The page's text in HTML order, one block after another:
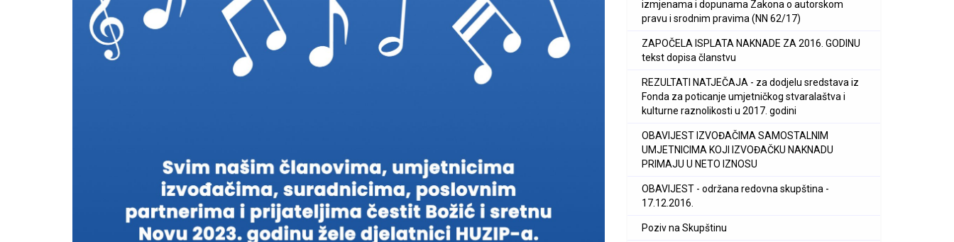
izmjenama i dopunama Zakona o autorskom
pravu i srodnim pravima (NN 62/17)
ZAPOČELA ISPLATA NAKNADE ZA 2016. GODINU
tekst dopisa članstvu
REZULTATI NATJEČAJA - za dodjelu sredstava iz
Fonda za poticanje umjetničkog stvaralaštva i
kulturne raznolikosti u 2017. godini
OBAVIJEST IZVOĐAČIMA SAMOSTALNIM
UMJETNICIMA KOJI IZVOĐAČKU NAKNADU
PRIMAJU U NETO IZNOSU
OBAVIJEST - održana redovna skupština -
17.12.2016.
Poziv na Skupštinu